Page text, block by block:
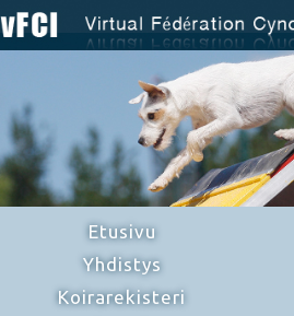
Etusivu
Yhdistys
Koirarekisteri